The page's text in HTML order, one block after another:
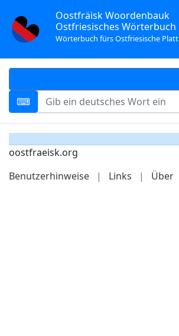
Oostfräisk Woordenbauk
Ostfriesisches Wörterbuch
Wörterbuch fürs Ostfriesische Platt
oostfraeisk.org
Benutzerhinweise
| Links | Über